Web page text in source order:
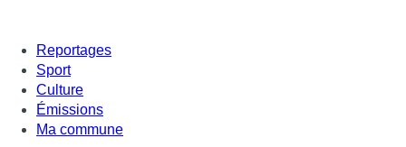
Reportages
Sport
Culture
Émissions
Ma commune